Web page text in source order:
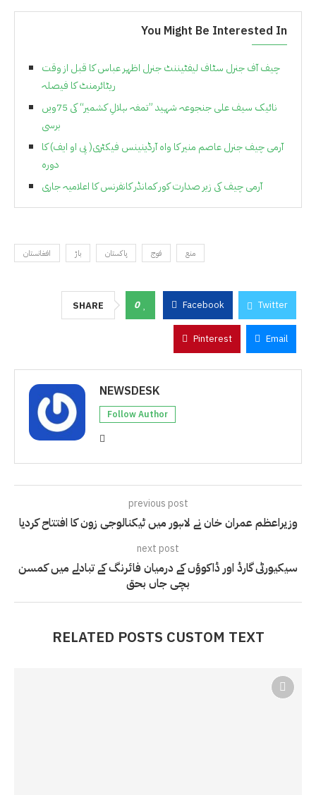
You Might Be Interested In
چیف آف جنرل سٹاف لیفٹیننٹ جنرل اظہر عباس کا قبل از وقت
ریٹائرمنٹ کا فیصلہ
نائیک سیف علی جنجوعہ شہید ”تمغہ ہلالِ کشمیر“ کی 75ویں
برسی
آرمی چیف جنرل عاصم منیر کا واہ آرڈینینس فیکٹری( پی او ایف) کا
دورہ
آرمی چیف کی زیر صدارت کور کمانڈر کانفرنس کا اعلامیہ جاری
افغانستان باڑ پاکستان فوج منع
SHARE 0 Facebook Twitter
Pinterest Email
NEWSDESK
Follow Author
previous post
وزیراعظم عمران خان نے لاہور میں ٹیکنالوجی زون کا افتتاح کردیا
next post
سیکیورٹی گارڈ اور ڈاکوؤں کے درمیان فائرنگ کے تبادلے میں کمسن
بچی جاں بحق
RELATED POSTS CUSTOM TEXT